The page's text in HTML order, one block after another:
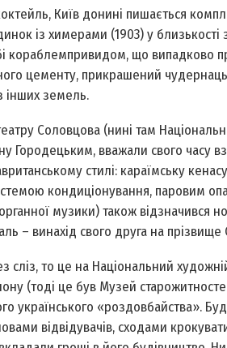
Київ донині пишається
із химерами (1903) у близькості
кораблем­привидом, що випадково
цементу, прикрашений
інших земель.
Соловцова (нині там
Городецьким, вважали свого часу
стилі: караїмську
кондиціонування, паровим
музики) також відзначився
– винахід свого друга на прізвище
то це на Національний
(тоді це був Музей
українського «роздовбайства».
відвідувачів, сходами